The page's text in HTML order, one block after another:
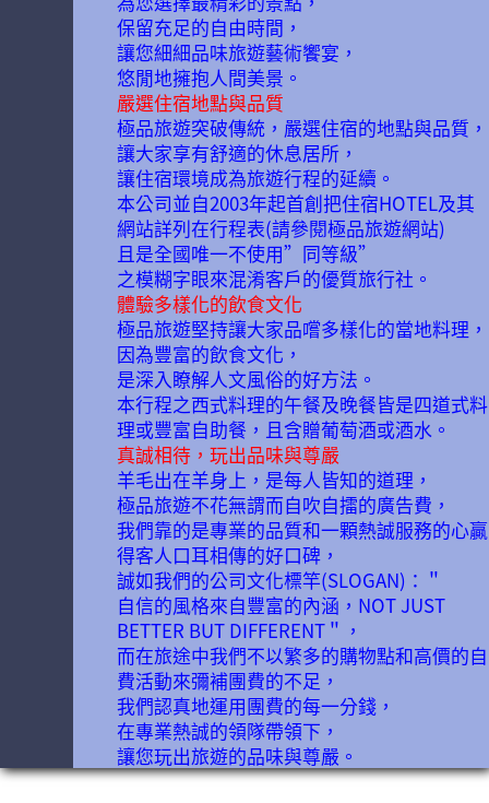
保留充足的自由時間，
讓您細細品味旅遊藝術饗宴，
悠閒地擁抱人間美景。
嚴選住宿地點與品質
極品旅遊突破傳統，嚴選住宿的地點與品質，
讓大家享有舒適的休息居所，
讓住宿環境成為旅遊行程的延續。
本公司並自2003年起首創把住宿HOTEL及其
網站詳列在行程表(請參閱極品旅遊網站)
且是全國唯一不使用”同等級”
之模糊字眼來混淆客戶的優質旅行社。
體驗多樣化的飲食文化
極品旅遊堅持讓大家品嚐多樣化的當地料理，
因為豐富的飲食文化，
是深入瞭解人文風俗的好方法。
本行程之西式料理的午餐及晚餐皆是四道式料
理或豐富自助餐，且含贈葡萄酒或酒水。
真誠相待，玩出品味與尊嚴
羊毛出在羊身上，是每人皆知的道理，
極品旅遊不花無謂而自吹自擂的廣告費，
我們靠的是專業的品質和一顆熱誠服務的心贏
得客人口耳相傳的好口碑，
誠如我們的公司文化標竿(SLOGAN)：＂
自信的風格來自豐富的內涵，NOT JUST
BETTER BUT DIFFERENT＂，
而在旅途中我們不以繁多的購物點和高價的自
費活動來彌補團費的不足，
我們認真地運用團費的每一分錢，
在專業熱誠的領隊帶領下，
讓您玩出旅遊的品味與尊嚴。